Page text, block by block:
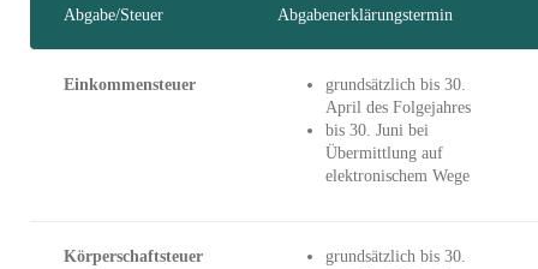
Abgabe/Steuer Abgabenerklärungstermin
Einkommensteuer
grundsätzlich bis 30.
April des Folgejahres
bis 30. Juni bei
Übermittlung auf
elektronischem Wege
Körperschaftsteuer
grundsätzlich bis 30.